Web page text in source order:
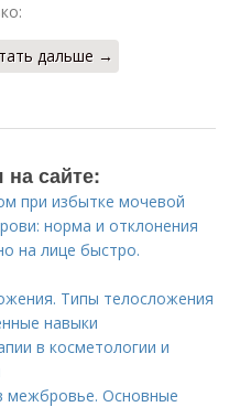
дальше →
сайте:
при избытке мочевой
норма и отклонения
на лице быстро.
Типы телосложения
навыки
в косметологии и
межбровье. Основные